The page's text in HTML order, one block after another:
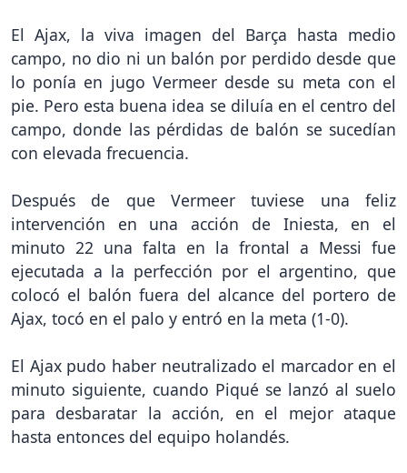
El Ajax, la viva imagen del Barça hasta medio
campo, no dio ni un balón por perdido desde que
lo ponía en jugo Vermeer desde su meta con el
pie. Pero esta buena idea se diluía en el centro del
campo, donde las pérdidas de balón se sucedían
con elevada frecuencia.
Después de que Vermeer tuviese una feliz
intervención en una acción de Iniesta, en el
minuto 22 una falta en la frontal a Messi fue
ejecutada a la perfección por el argentino, que
colocó el balón fuera del alcance del portero de
Ajax, tocó en el palo y entró en la meta (1-0).
El Ajax pudo haber neutralizado el marcador en el
minuto siguiente, cuando Piqué se lanzó al suelo
para desbaratar la acción, en el mejor ataque
hasta entonces del equipo holandés.